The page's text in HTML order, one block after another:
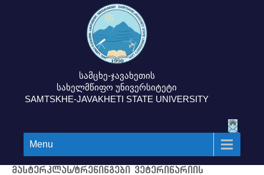
სამცხე-ჯავახეთის
სახელმწიფო უნივერსიტეტი
SAMTSKHE-JAVAKHETI STATE UNIVERSITY
Menu
მასტერკლას/ტრენინგები ვეტერინარიის